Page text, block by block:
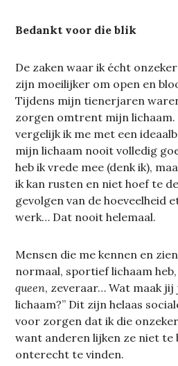
Bedankt voor die blik
De zaken waar ik écht
zijn moeilijker om open en
Tijdens mijn tienerjaren
zorgen omtrent mijn lichaam.
vergelijk ik me met een
mijn lichaam nooit volledig
heb ik vrede mee (denk ik),
ik kan rusten en niet hoef te
gevolgen van de hoeveelheid
werk… Dat nooit helemaal.
Mensen die me kennen en
normaal, sportief lichaam heb,
queen, zeveraar… Wat maak
lichaam?” Dit zijn helaas
voor zorgen dat ik die
want anderen lijken ze niet te
onterecht te vinden.